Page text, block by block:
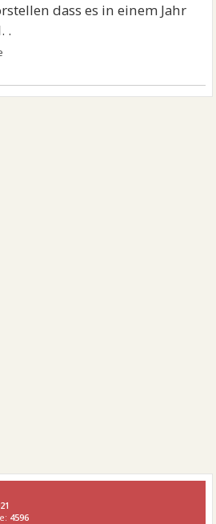
dass es in einem Jahr
.
4596